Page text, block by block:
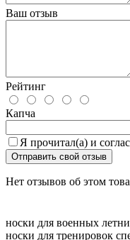
Ваш отзыв
Рейтинг
Капча
Я прочитал(а) и
Отправить свой отзыв
Нет отзывов об этом
носки для военных
носки для тренировок